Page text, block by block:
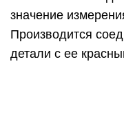
значение
Производится
детали с ее